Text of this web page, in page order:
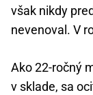
však nikdy
nevenoval. V
Ako 22-ročný
v sklade, sa